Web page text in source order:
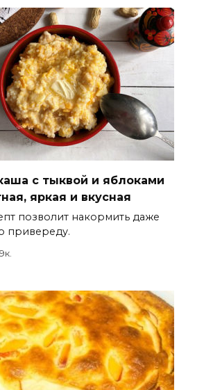
с тыквой и яблоками
яркая и вкусная
позволит накормить даже
привереду.